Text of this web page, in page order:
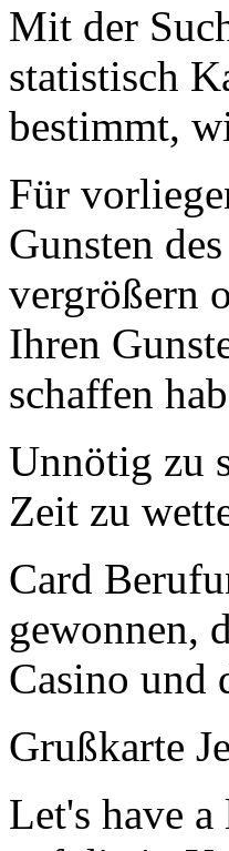
Mit der
statistisch
bestimmt,
Für
Gunsten
vergrößern
Ihren
schaffen
Unnötig zu
Zeit zu
Card
gewonnen,
Casino und
Grußkarte
Let's have